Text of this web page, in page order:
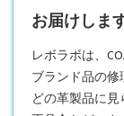
お届けしま
レボラボは、
ブランド品の
どの革製品に